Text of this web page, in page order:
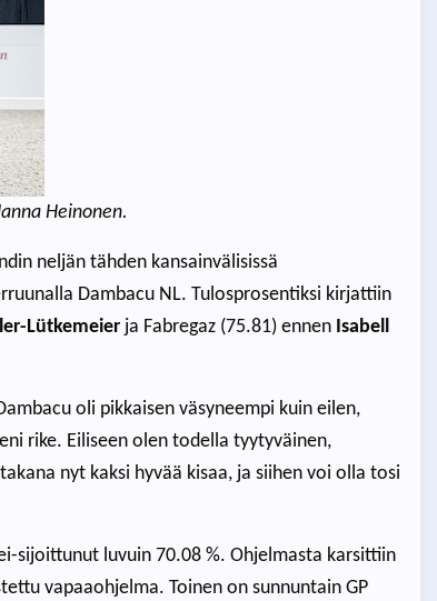
Heinonen.
neljän tähden kansainvälisissä
Dambacu NL. Tulosprosentiksi kirjattiin
Lütkemeierja Fabregaz (75.81) ennen Isabell
oli pikkaisen väsyneempi kuin eilen,
rike. Eiliseen olen todella tyytyväinen,
nyt kaksi hyvää kisaa, ja siihen voi olla tosi
sijoittunut luvuin 70.08 %. Ohjelmasta karsittiin
vapaaohjelma. Toinen on sunnuntain GP